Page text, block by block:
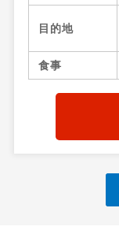
目的地
食事